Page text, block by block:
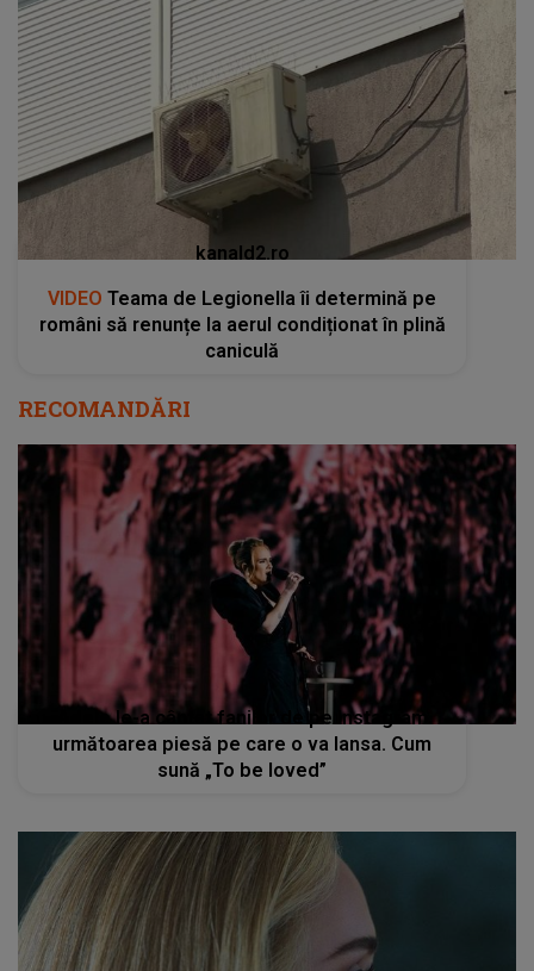
kanald2.ro
VIDEO Teama de Legionella îi determină pe
români să renunțe la aerul condiționat în plină
caniculă
RECOMANDĂRI
Adele le-a cântat fanilor de pe Instagram
următoarea piesă pe care o va lansa. Cum
sună „To be loved”